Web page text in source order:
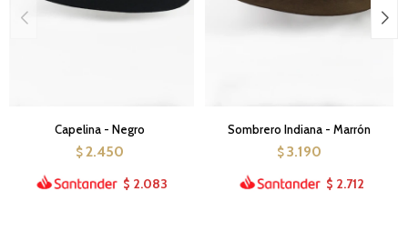
Capelina - Negro
$ 2.450
$ 2.083
Sombrero Indiana - Marrón
$ 3.190
$ 2.712